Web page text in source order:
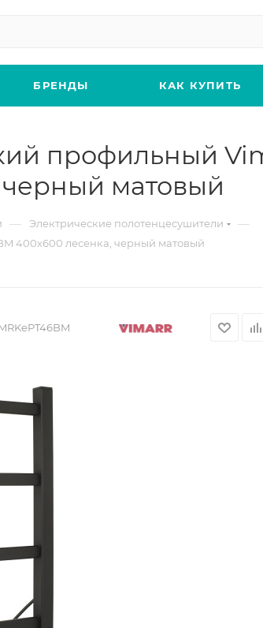
БРЕНДЫ КАК КУПИТЬ
профильный
черный матовый
— Электрические полотенцесушители —
400х600 лесенка, черный матовый